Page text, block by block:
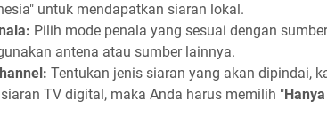
untuk mendapatkan siaran lokal.
Pilih mode penala yang sesuai dengan
antena atau sumber lainnya.
Tentukan jenis siaran yang akan dipindai,
TV digital, maka Anda harus memilih "